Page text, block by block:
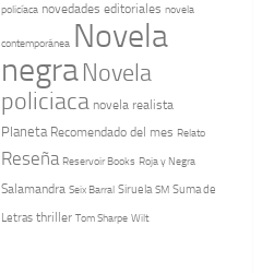
policíaca novedades editoriales novela
contemporánea Novela
negraNovela
policiaca novela realista
Planeta Recomendado del mes Relato
Reseña Reservoir Books Roja y Negra
Salamandra Seix Barral Siruela SM Suma de
Letras thriller Tom Sharpe Wilt